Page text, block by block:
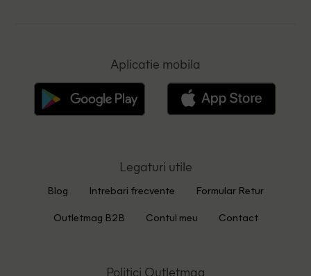
Aplicatie mobila
Legaturi utile
Blog Intrebari frecvente Formular Retur
Outletmag B2B Contul meu Contact
Politici Outletmag